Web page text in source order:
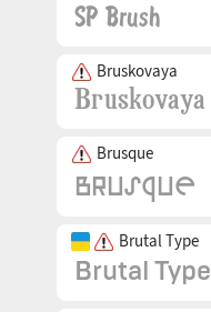
Bruskovaya
Brusque
Brutal Type